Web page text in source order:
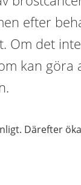
efter
Om det
kan göra
Därefter